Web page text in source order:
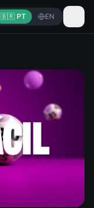
🇧🇷 PT EN